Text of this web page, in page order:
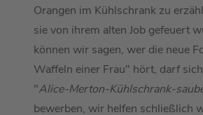
Orangen im Kühlschrank zu
sie von ihrem alten Job gefeuert
können wir sagen, wer die neue
Waffeln einer Frau" hört, darf
"Alice-Merton-Kühlschrank-
bewerben, wir helfen schließlich